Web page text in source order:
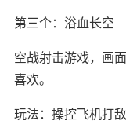
第三个：浴血长空
空战射击游戏，画
喜欢。
玩法：操控飞机打